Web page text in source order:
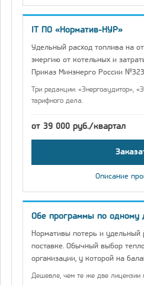
IT ПО «Норматив-НУР»
Удельный расход топлива на
энергию от котельных и
Приказ Минэнерго России
Три редакции: «Энергоаудитор»,
тарифного дела.
от 39 000 руб./квартал
Описание
Обе программы по одному
Нормативы потерь и удельный
поставке. Обычный выбор
организации, у которой на
Дешевле, чем те же две лицензии